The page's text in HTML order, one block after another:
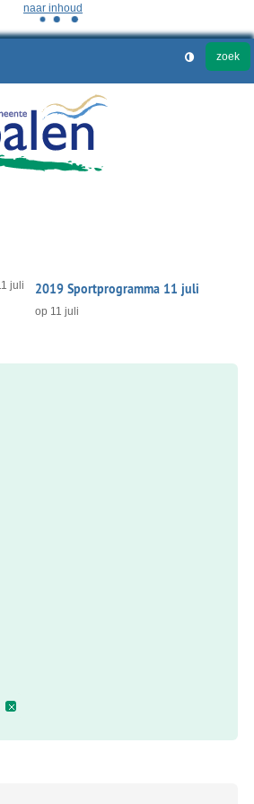
naar inhoud
2019 Sportprogramma 11 juli
op 11 juli